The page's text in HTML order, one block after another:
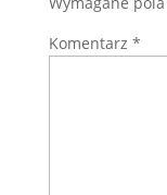
Komentarz *